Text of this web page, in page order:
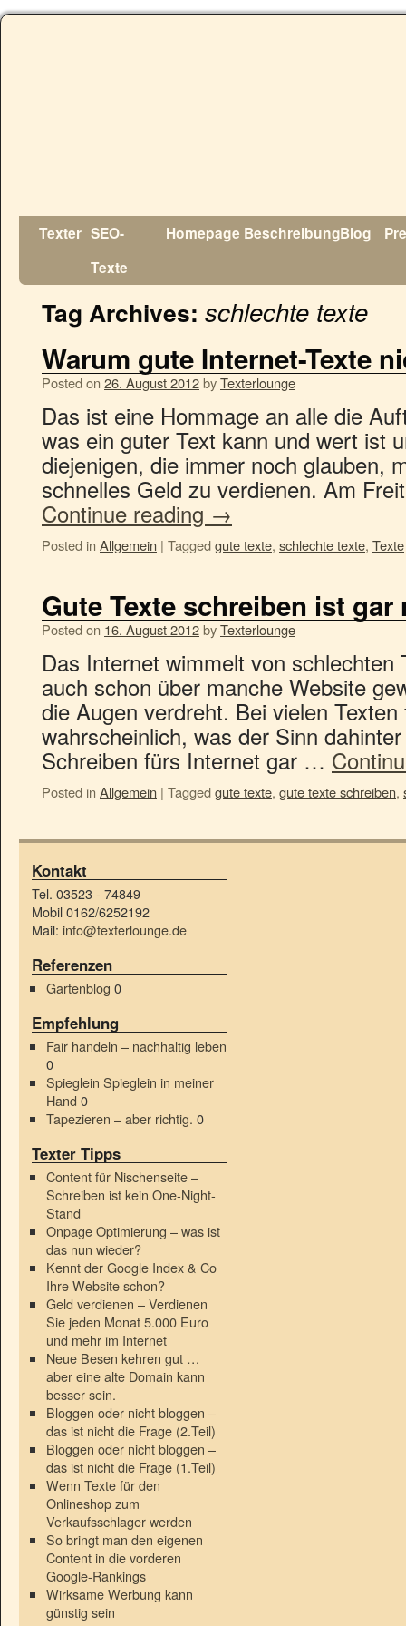
Texter SEO-
Texte
Homepage BeschreibungBlog
Tag Archives: schlechte texte
Warum gute Internet-Texte
Posted on 26. August 2012byTexterlounge
Das ist eine Hommage an alle die
was ein guter Text kann und wert ist
diejenigen, die immer noch glauben,
schnelles Geld zu verdienen. Am
Continue reading →
Posted in Allgemein | Taggedgute texte, schlechte texte, Texte
Gute Texte schreiben ist
Posted on 16. August 2012byTexterlounge
Das Internet wimmelt von schlechten
auch schon über manche Website
die Augen verdreht. Bei vielen
wahrscheinlich, was der Sinn
Schreiben fürs Internet gar …
Posted in Allgemein | Taggedgute texte, gute texte schreiben,
Kontakt
Tel. 03523 - 74849
Mobil 0162/6252192
Mail: info@texterlounge.de
Referenzen
Gartenblog 0
Empfehlung
Fair handeln – nachhaltig leben
0
Spieglein Spieglein in meiner
Hand 0
Tapezieren – aber richtig. 0
Texter Tipps
Content für Nischenseite –
Schreiben ist kein One-Night-
Stand
Onpage Optimierung – was ist
das nun wieder?
Kennt der Google Index & Co
Ihre Website schon?
Geld verdienen – Verdienen
Sie jeden Monat 5.000 Euro
und mehr im Internet
Neue Besen kehren gut …
aber eine alte Domain kann
besser sein.
Bloggen oder nicht bloggen –
das ist nicht die Frage (2.Teil)
Bloggen oder nicht bloggen –
das ist nicht die Frage (1.Teil)
Wenn Texte für den
Onlineshop zum
Verkaufsschlager werden
So bringt man den eigenen
Content in die vorderen
Google-Rankings
Wirksame Werbung kann
günstig sein